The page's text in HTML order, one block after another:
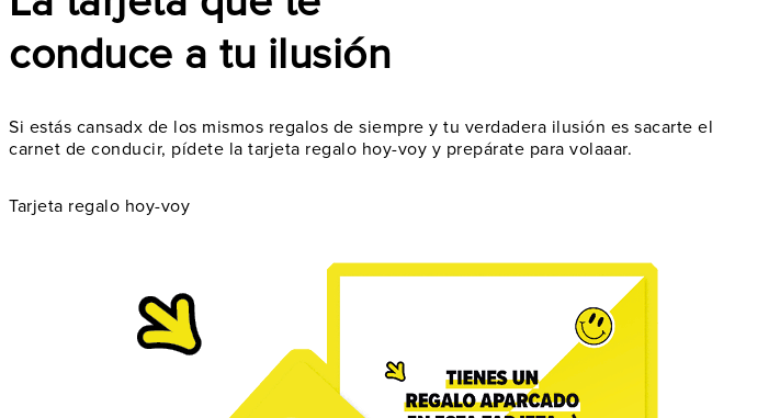
conduce a tu ilusión
Si estás cansadx de los mismos regalos de siempre y tu verdadera ilusión es sacarte el
carnet de conducir, pídete la tarjeta regalo hoy-voy y prepárate para volaaar.
Tarjeta regalo hoy-voy